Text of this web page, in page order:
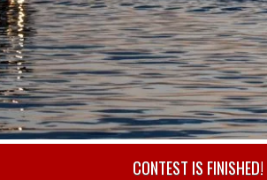
CONTEST IS FINISHED!